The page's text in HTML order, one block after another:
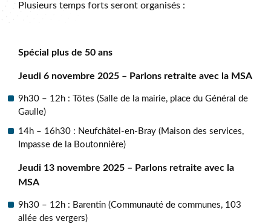
Plusieurs temps forts seront organisés :
Spécial plus de 50 ans
Jeudi 6 novembre 2025 – Parlons retraite avec la MSA
9h30 – 12h : Tôtes (Salle de la mairie, place du Général de
Gaulle)
14h – 16h30 : Neufchâtel-en-Bray (Maison des services,
Impasse de la Boutonnière)
Jeudi 13 novembre 2025 – Parlons retraite avec la
MSA
9h30 – 12h : Barentin (Communauté de communes, 103
allée des vergers)